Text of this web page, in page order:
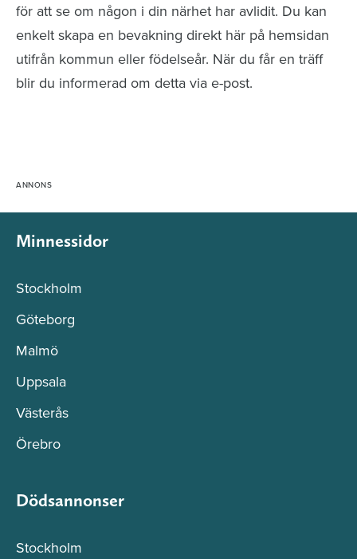
för att se om någon i din närhet har avlidit. Du kan
enkelt skapa en bevakning direkt här på hemsidan
utifrån kommun eller födelseår. När du får en träff
blir du informerad om detta via e-post.
Minnessidor
Stockholm
Göteborg
Malmö
Uppsala
Västerås
Örebro
Dödsannonser
Stockholm